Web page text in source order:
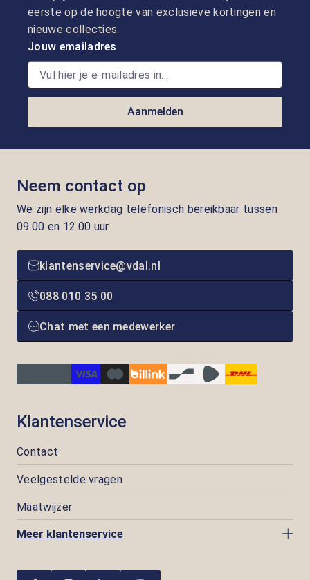
eerste op de hoogte van exclusieve kortingen en
nieuwe collecties.
Jouw emailadres
Aanmelden
Neem contact op
We zijn elke werkdag telefonisch bereikbaar tussen
09.00 en 12.00 uur
klantenservice@vdal.nl
088 010 35 00
Chat met een medewerker
Klantenservice
Contact
Veelgestelde vragen
Maatwijzer
Meer klantenservice